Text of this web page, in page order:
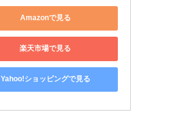
Amazonで見る
楽天市場で見る
Yahoo!ショッピングで見る